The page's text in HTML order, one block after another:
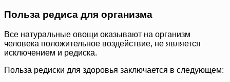
Польза редиса для организма
Все натуральные овощи оказывают на организм
человека положительное воздействие, не является
исключением и редиска.
Польза редиски для здоровья заключается в следующем: